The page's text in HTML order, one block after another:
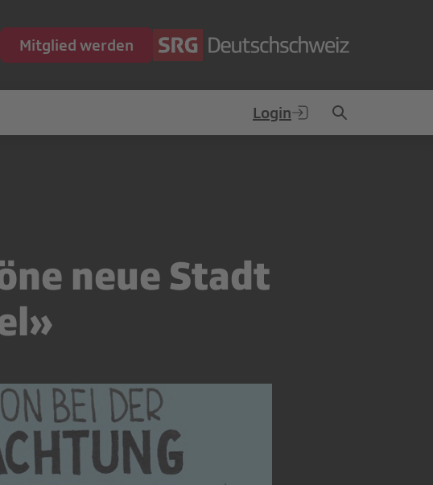
Mitglied werden
Login
neue Stadt